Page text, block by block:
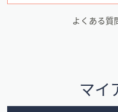
よくある質
マイ